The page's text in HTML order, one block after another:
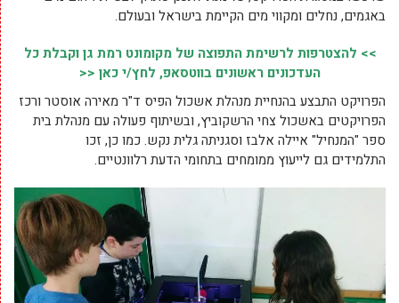
באגמים, נחלים ומקווי מים הקיימת בישראל ובעולם.
>> להצטרפות לרשימת התפוצה של מקומונט רמת גן וקבלת כל
העדכונים ראשונים בווטסאפ, לחץ/י כאן <<
הפרויקט התבצע בהנחיית מנהלת אשכול הפיס ד"ר מאירה אוסטר ורכז
הפרויקטים באשכול צחי הרשקוביץ, ובשיתוף פעולה עם מנהלת בית
ספר "המנחיל" איילה אלבז וסגניתה גלית נקש. כמו כן, זכו
התלמידים גם לייעוץ ממומחים בתחומי הדעת רלוונטיים.